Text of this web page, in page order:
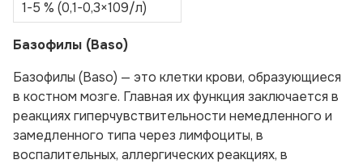
1-5 % (0,1-0,3×109/л)
Базофилы (Ваso)
Базофилы (Ваso) — это клетки крови, образующиеся
в костном мозге. Главная их функция заключается в
реакциях гиперчувствительности немедленного и
замедленного типа через лимфоциты, в
воспалительных, аллергических реакциях, в